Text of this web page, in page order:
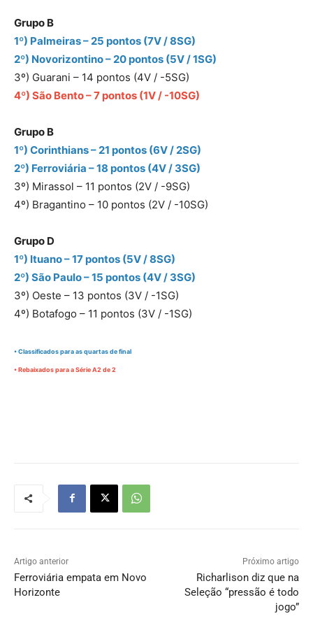
Grupo B
1º) Palmeiras – 25 pontos (7V / 8SG)
2º) Novorizontino – 20 pontos (5V / 1SG)
3º) Guarani – 14 pontos (4V / -5SG)
4º) São Bento – 7 pontos (1V / -10SG)
Grupo B
1º) Corinthians – 21 pontos (6V / 2SG)
2º) Ferroviária – 18 pontos (4V / 3SG)
3º) Mirassol – 11 pontos (2V / -9SG)
4º) Bragantino – 10 pontos (2V / -10SG)
Grupo D
1º) Ituano – 17 pontos (5V / 8SG)
2º) São Paulo – 15 pontos (4V / 3SG)
3º) Oeste – 13 pontos (3V / -1SG)
4º) Botafogo – 11 pontos (3V / -1SG)
• Classificados para as quartas de final
• Rebaixados para a Série A2 de 2
Artigo anterior
Ferroviária empata em Novo
Horizonte
Próximo artigo
Richarlison diz que na
Seleção “pressão é todo
jogo”